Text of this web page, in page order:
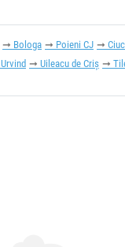
Bologa Poieni CJ
Urvind Uileacu de Criș